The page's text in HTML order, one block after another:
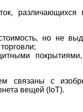
различающихся
но не
связаны с
вещей (IoT).